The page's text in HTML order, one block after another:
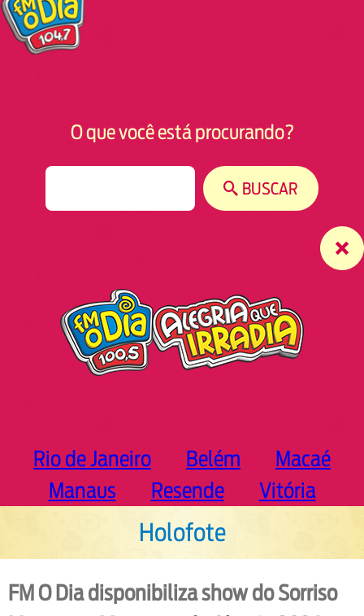
O que você está procurando?
BUSCAR
Rio de Janeiro Belém
Macaé
Manaus
Resende Vitória
Holofote
FM O Dia disponibiliza show do Sorriso